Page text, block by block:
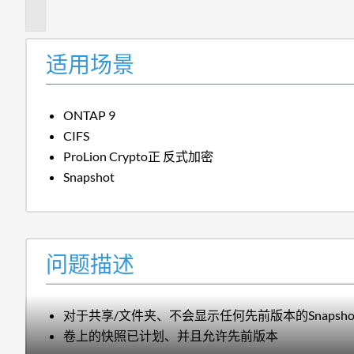
适用场景
ONTAP 9
CIFS
ProLion Crypto正 反式加密
Snapshot
问题描述
对于共享/文件夹、不会显示任何先前版本的
卷上的快照已计划、并且允许先前版本